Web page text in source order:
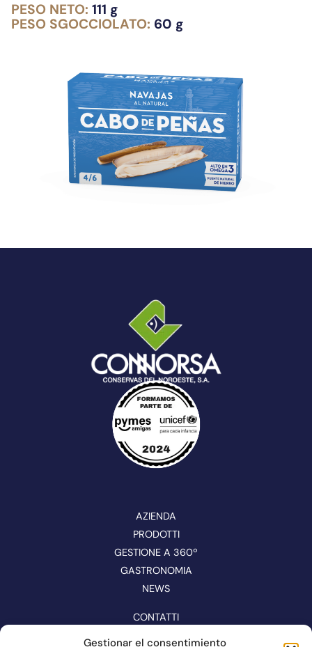
Gestionar el consentimiento
PESO NETO: 111 g
PESO SGOCCIOLATO: 60 g
AZIENDA
PRODOTTI
GESTIONE A 360º
GASTRONOMIA
NEWS
CONTATTI